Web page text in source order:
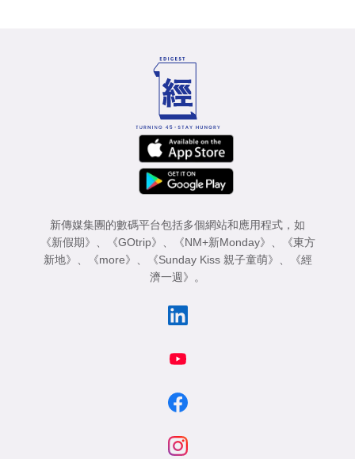
新傳媒集團的數碼平台包括多個網站和應用程式，如
《新假期》 、 《GOtrip》 、 《NM+新Monday》 、
《東方
新地》 、 《more》 、 《Sunday Kiss 親子童萌》 、
《經
濟一週》 。